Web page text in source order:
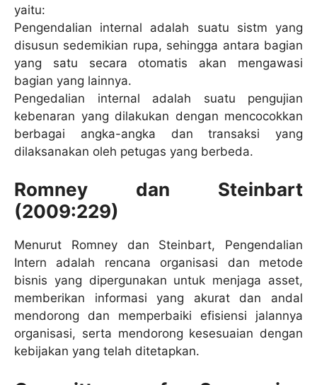
yaitu:
Pengendalian internal adalah suatu sistm yang
disusun sedemikian rupa, sehingga antara bagian
yang satu secara otomatis akan mengawasi
bagian yang lainnya.
Pengedalian internal adalah suatu pengujian
kebenaran yang dilakukan dengan mencocokkan
berbagai angka-angka dan transaksi yang
dilaksanakan oleh petugas yang berbeda.
Romney dan Steinbart
(2009:229)
Menurut Romney dan Steinbart, Pengendalian
Intern adalah rencana organisasi dan metode
bisnis yang dipergunakan untuk menjaga asset,
memberikan informasi yang akurat dan andal
mendorong dan memperbaiki efisiensi jalannya
organisasi, serta mendorong kesesuaian dengan
kebijakan yang telah ditetapkan.